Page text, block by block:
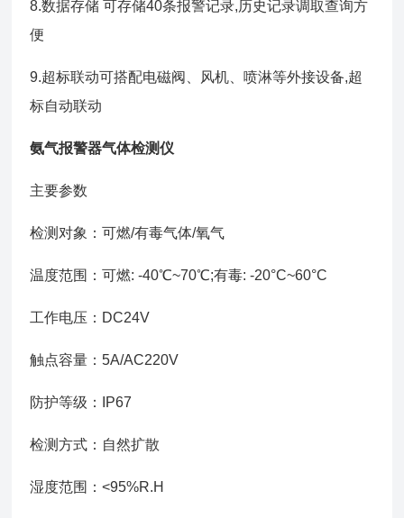
8.数据存储 可存储40条报警记录,历史记录调取查询方
便
9.超标联动可搭配电磁阀、风机、喷淋等外接设备,超
标自动联动
氨气报警器气体检测仪
主要参数
检测对象：可燃/有毒气体/氧气
温度范围：可燃: -40℃~70℃;有毒: -20°C~60°C
工作电压：DC24V
触点容量：5A/AC220V
防护等级：IP67
检测方式：自然扩散
湿度范围：<95%R.H